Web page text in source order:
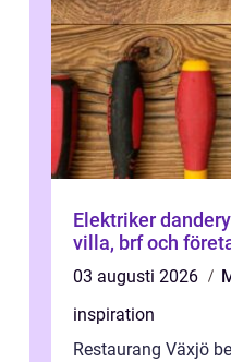
Elektriker danderyd trygg elservice
villa, brf och
03 augusti 2026
inspiration
Restaurang Växjö